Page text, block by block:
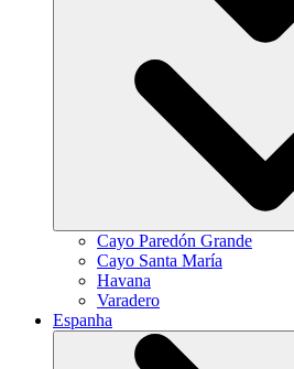
Cayo Paredón Grande
Cayo Santa María
Havana
Varadero
Espanha